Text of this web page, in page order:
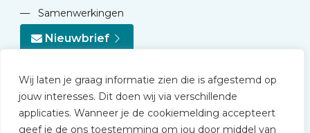
Wij laten je graag informatie zien die is afgestemd op
jouw interesses. Dit doen wij via verschillende
applicaties. Wanneer je de cookiemelding accepteert
geef je de ons toestemming om jou door middel van
—
Samenwerkingen
Nieuwbrief